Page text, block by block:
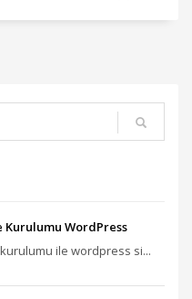
Kurulumu WordPress
ile wordpress si...